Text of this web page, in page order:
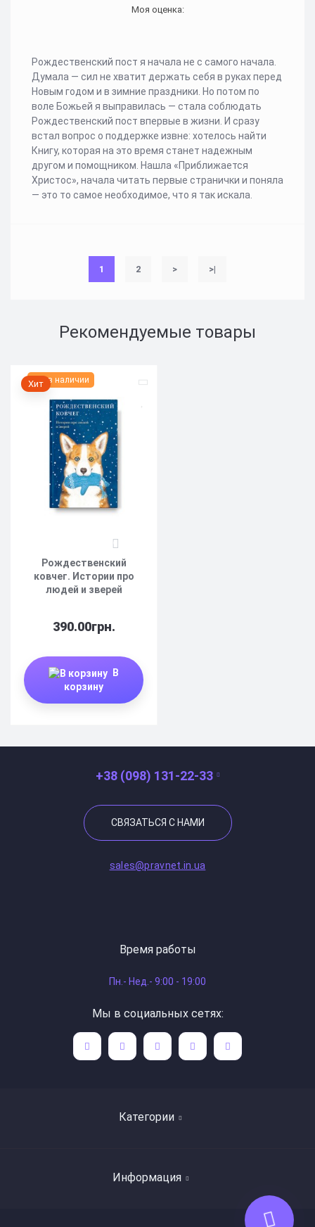
Моя оценка:
Рождественский пост я начала не с самого начала.
Думала — сил не хватит держать себя в руках перед
Новым годом и в зимние праздники. Но потом по
воле Божьей я выправилась — стала соблюдать
Рождественский пост впервые в жизни. И сразу
встал вопрос о поддержке извне: хотелось найти
Книгу, которая на это время станет надежным
другом и помощником. Нашла «Приближается
Христос», начала читать первые странички и поняла
— это то самое необходимое, что я так искала.
1 2 > >|
Рекомендуемые товары
Нет в наличии
Хит
Рождественский
ковчег. Истории про
людей и зверей
390.00грн.
В
корзину
+38 (098) 131-22-33
СВЯЗАТЬСЯ С НАМИ
sales@pravnet.in.ua
Категории
Информация
Время работы
Пн.- Нед.- 9:00 - 19:00
Мы в социальных сетях: